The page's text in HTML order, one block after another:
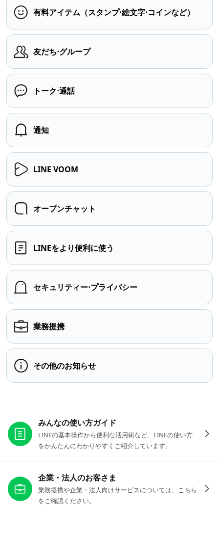
有料アイテム（スタンプ⋅絵文字⋅コインなど）
友だち⋅グループ
トーク⋅通話
通知
LINE VOOM
オープンチャット
LINEをより便利に使う
セキュリティー⋅プライバシー
業務提携
その他のお知らせ
みんなの使い方ガイド
LINEの基本操作から便利な活用術など、LINEの使い方
をかんたんにわかりやすくご紹介しています。
企業・法人のお客さま
業務提携や企業・法人向けサービスについては、こちら
をご確認ください。